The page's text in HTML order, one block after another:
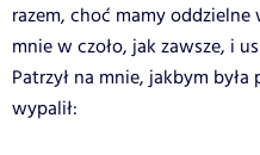
razem, choć mamy oddzielne
mnie w czoło, jak zawsze, i
Patrzył na mnie, jakbym
wypalił: